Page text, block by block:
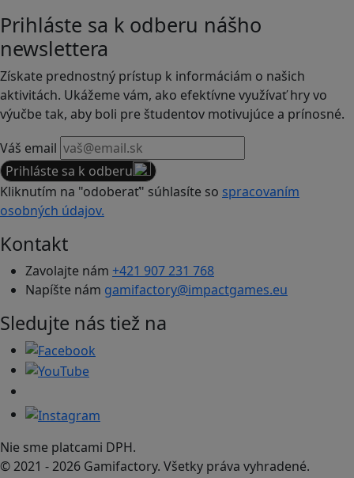
Prihláste sa k odberu nášho
newslettera
Získate prednostný prístup k informáciám o našich
aktivitách. Ukážeme vám, ako efektívne využívať hry vo
výučbe tak, aby boli pre študentov motivujúce a prínosné.
Váš email
Prihláste sa k odberu
Kliknutím na "odoberať" súhlasíte so spracovaním
osobných údajov.
Kontakt
Zavolajte nám +421 907 231 768
Napíšte nám gamifactory@impactgames.eu
Sledujte nás tiež na
Nie sme platcami DPH.
© 2021 - 2026 Gamifactory. Všetky práva vyhradené.